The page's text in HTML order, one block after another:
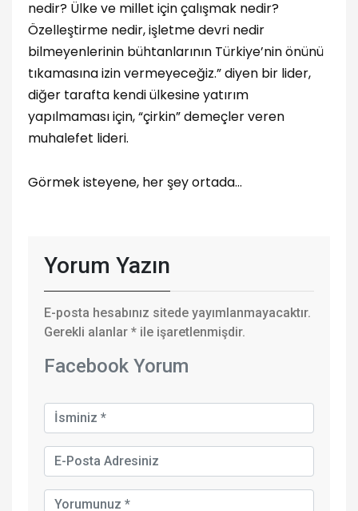
nedir? Ülke ve millet için çalışmak nedir?
Özelleştirme nedir, işletme devri nedir
bilmeyenlerinin bühtanlarının Türkiye’nin önünü
tıkamasına izin vermeyeceğiz.” diyen bir lider,
diğer tarafta kendi ülkesine yatırım
yapılmaması için, “çirkin” demeçler veren
muhalefet lideri.
Görmek isteyene, her şey ortada…
Yorum Yazın
E-posta hesabınız sitede yayımlanmayacaktır.
Gerekli alanlar * ile işaretlenmişdir.
Facebook Yorum